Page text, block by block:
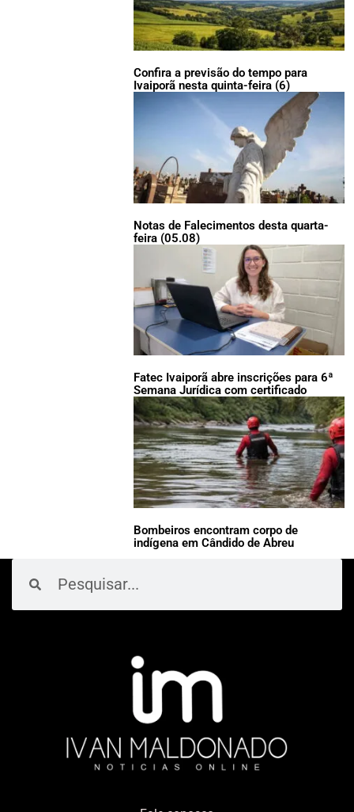
Confira a previsão do tempo para
Ivaiporã nesta quinta-feira (6)
Notas de Falecimentos desta quarta-
feira (05.08)
Fatec Ivaiporã abre inscrições para 6ª
Semana Jurídica com certificado
Bombeiros encontram corpo de
indígena em Cândido de Abreu